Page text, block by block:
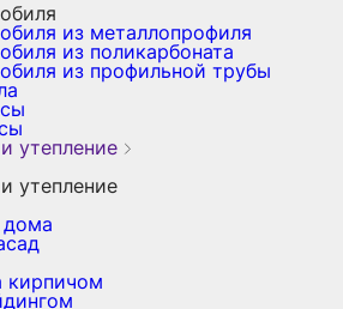
из металлопрофиля
из поликарбоната
из профильной трубы
утепление
утепление
дома
кирпичом